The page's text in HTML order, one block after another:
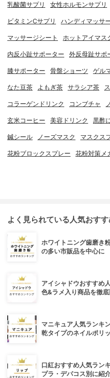
乳酸菌サプリ 女性ホルモンサプリ
ビタミンCサプリ ハンディマッサ
マッサージシート ホットアイマス
内反小趾サポーター 外反母趾サポ
膝サポーター 骨盤ショーツ ゲル
なた豆茶 よもぎ茶 サラシア茶
コラーゲンドリンク コンブチャ
玄米コーヒー 美容ドリンク 黒酢
鍼シール ノーズマスク マスクス
花粉ブロックスプレー 花粉対策メ
よく見られている人気おす
ホワイトニング歯磨き
の多い市販品を中心に
アイシャドウおすすめ
色&ラメ入り商品を徹底
マニキュア人気ランキ
乾タイプのネイルポリ
口紅おすすめ人気ラン
プラ・デパコス別に紹介